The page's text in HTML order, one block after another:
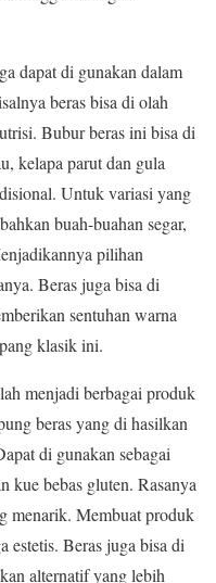
dapat di gunakan dalam
beras bisa di olah
Bubur beras ini bisa di
kelapa parut dan gula
Untuk variasi yang
buah-buahan segar,
pilihan
Beras juga bisa di
sentuhan warna
klasik ini.
menjadi berbagai produk
beras yang di hasilkan
di gunakan sebagai
kue bebas gluten. Rasanya
menarik. Membuat produk
estetis. Beras juga bisa di
alternatif yang lebih